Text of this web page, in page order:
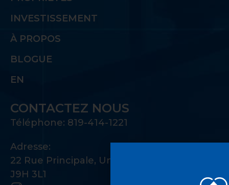
INVESTISSEMENT
À PROPOS
BLOGUE
EN
CONTACTEZ NOUS
Téléphone: 819-414-1221
Adresse:
22 Rue Principale, Unité 100 Gatineau, QC
J9H 3L1